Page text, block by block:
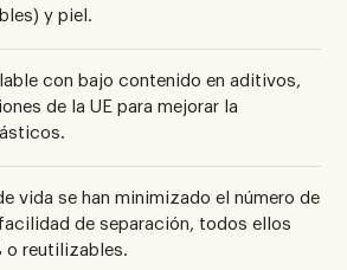
y piel.
con bajo contenido en aditivos,
de la UE para mejorar la
vida se han minimizado el número de
de separación, todos ellos
o reutilizables.